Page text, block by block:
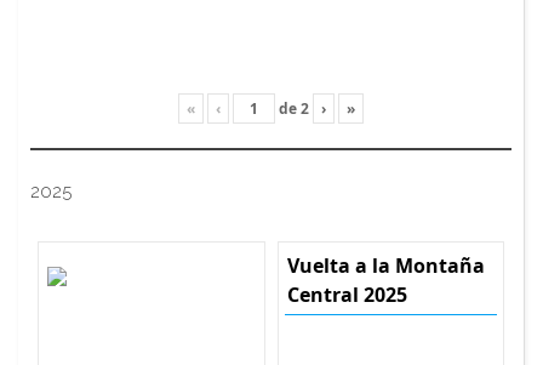
« ‹ de2 › »
2025
Vuelta a la Montaña
Central 2025